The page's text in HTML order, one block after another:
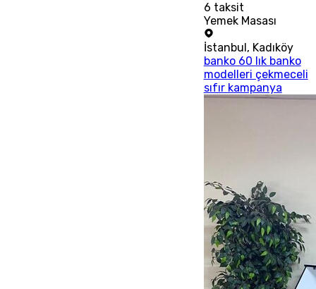
6 taksit
Yemek Masası
İstanbul , Kadıköy
banko 60 lık banko
modelleri çekmeceli
sıfır kampanya